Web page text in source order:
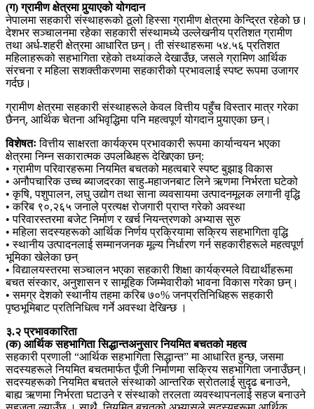
(ग) ग्रामीण क्षेत्रमा पुर्‍याएको योगदान
नेपालमा सहकारी संस्थाहरूको ठूलो हिस्सा ग्रामीण क्षेत्रमा केन्द्रित रहेको छ।
देशभर सञ्चालनमा रहेका सहकारी संस्थामध्ये उल्लेखनीय प्रतिशत ग्रामीण
तथा अर्ध-शहरी क्षेत्रमा आधारित छन्। ती संस्थाहरूमा ५४.५६ प्रतिशत
महिलाहरूको सहभागिता रहेको तथ्यांकले देखाउँछ, जसले ग्रामिण आर्थिक
संरचना र महिला सशक्तीकरणमा सहकारीको प्रभावलाई स्पष्ट रूपमा उजागर
गर्दछ।
ग्रामीण क्षेत्रमा सहकारी संस्थाहरूले केवल वित्तीय पहुँच विस्तार मात्र गरेका
छैनन्, आर्थिक चेतना अभिवृद्धिमा पनि महत्वपूर्ण योगदान पुर्‍याएका छन्।
विशेषतःवित्तीय साक्षरता कार्यक्रम प्रभावकारी रूपमा कार्यान्वयन भएका
क्षेत्रमा निम्न सकारात्मक उपलब्धिहरू देखिएका छन्:
• ग्रामीण परिवारहरूमा नियमित बचतको महत्वबारे स्पष्ट बुझाइ विकास
• अनौपचारिक उच्च ब्याजदरका साहु-महाजनबाट लिने ऋणमा निर्भरता घटेको
• कृषि, पशुपालन, लघु उद्योग तथा साना व्यवसायमा उत्पादनमूलक लगानी वृद्धि
• करिब ९०,२६५ जनाले प्रत्यक्ष रोजगारी प्राप्त गरेको अवस्था
• परिवारस्तरमा बजेट निर्माण र खर्च नियन्त्रणको अभ्यास सुरु
• महिला सदस्यहरूको आर्थिक निर्णय प्रक्रियामा सक्रिय सहभागिता वृद्धि
• स्थानीय उत्पादनलाई सम्मानजनक मूल्य निर्धारण गर्न सहकारीहरूले महत्वपूर्ण
भूमिका खेलेका छन्
• विद्यालयस्तरमा सञ्चालन भएका सहकारी शिक्षा कार्यक्रमले विद्यार्थीहरूमा
बचत संस्कार, अनुशासन र सामूहिक जिम्मेवारीको भावना विकास गरेका छन्।
• समग्र देशको स्थानीय तहमा करिब ७०% जनप्रतिनिधिहरू सहकारी
पृष्ठभूमिबाट प्रतिनिधित्व गर्ने अवस्था देखिन्छ ।
३.२ प्रभावकारिता
(क) आर्थिक सहभागिता सिद्धान्तअनुसार नियमित बचतको महत्व
सहकारी प्रणाली “आर्थिक सहभागिता सिद्धान्त” मा आधारित हुन्छ, जसमा
सदस्यहरूले नियमित बचतमार्फत पूँजी निर्माणमा सक्रिय सहभागिता जनाउँछन्।
सदस्यहरूको नियमित बचतले संस्थाको आन्तरिक स्रोतलाई सुदृढ बनाउने,
बाह्य ऋणमा निर्भरता घटाउने र संस्थाको तरलता व्यवस्थापनलाई सहज बनाउने